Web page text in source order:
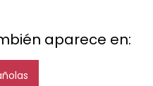
aparece en: